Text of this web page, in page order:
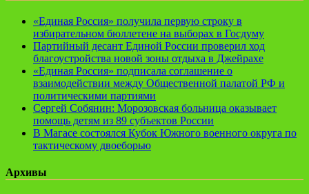
«Единая Россия» получила первую строку в
избирательном бюллетене на выборах в Госдуму
Партийный десант Единой России проверил ход
благоустройства новой зоны отдыха в Джейрахе
«Единая Россия» подписала соглашение о
взаимодействии между Общественной палатой РФ и
политическими партиями
Сергей Собянин: Морозовская больница оказывает
помощь детям из 89 субъектов России
В Магасе состоялся Кубок Южного военного округа по
тактическому двоеборью
Архивы